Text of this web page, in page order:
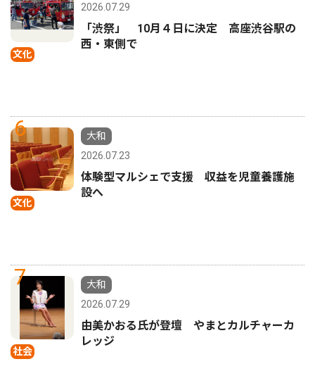
文化
2026.07.29
「渋祭」 10月４日に決定 高座渋谷駅の
西・東側で
6
文化
大和
2026.07.23
体験型マルシェで支援 収益を児童養護施
設へ
7
社会
大和
2026.07.29
由美かおる氏が登壇 やまとカルチャーカ
レッジ